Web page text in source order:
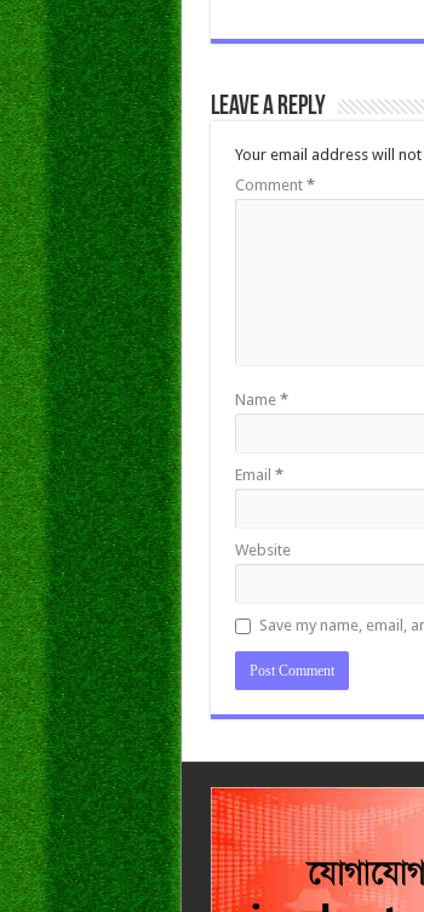
Leave a Reply
Your email address will
Comment *
Name *
Email *
Website
Save my name, email,